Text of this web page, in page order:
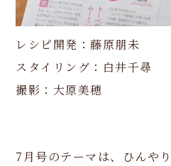
レシピ開発：藤原朋未
スタイリング：白井千尋
撮影：大原美穂
7月号のテーマは、ひんや